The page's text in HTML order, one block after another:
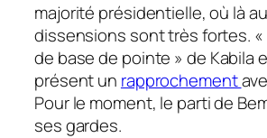
majorité présidentielle, où là
dissensions sont très fortes. «
de base de pointe » de Kabila
présent un rapprochement
Pour le moment, le parti de
ses gardes.